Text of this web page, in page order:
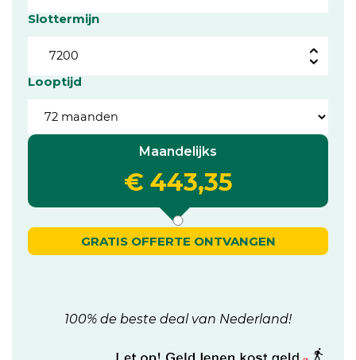
Slottermijn
Looptijd
Maandelijks
€ 443,35
GRATIS OFFERTE ONTVANGEN
100% de beste deal van Nederland!